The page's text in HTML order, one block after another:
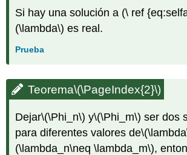
Si hay una solución a (\ ref
(\lambda\) es real.
Prueba
Teorema\(\PageIndex{2}\)
Dejar\(\Phi_n\) y\(\Phi_m\) ser dos
para diferentes valores de
(\lambda_n\neq \lambda_m\),